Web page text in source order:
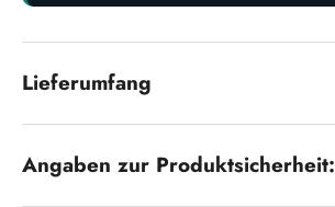
Lieferumfang
Angaben zur Produktsicherheit: